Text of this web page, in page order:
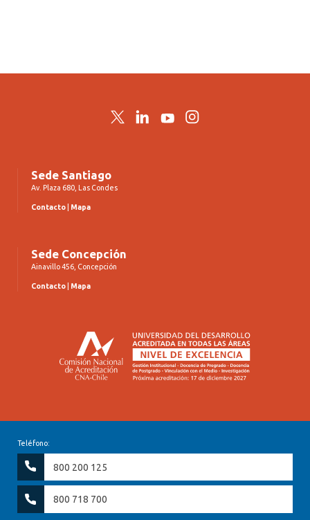
TwitterLinkedInYouTubeInstagram
Sede Santiago
Av. Plaza 680, Las Condes
Contacto Mapa
Sede Concepción
Ainavillo 456, Concepción
Contacto Mapa
Teléfono:
800 200 125
800 718 700